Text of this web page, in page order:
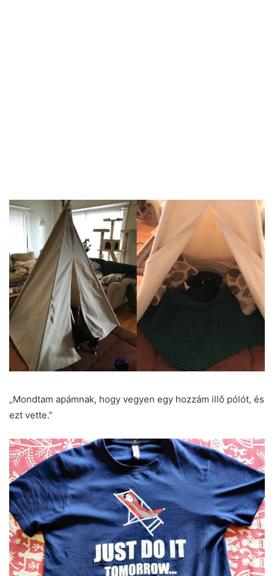
„Mondtam apámnak, hogy vegyen egy hozzám illő pólót, és
ezt vette.”